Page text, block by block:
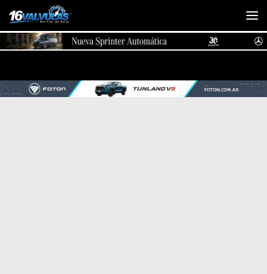
Saltar al contenido